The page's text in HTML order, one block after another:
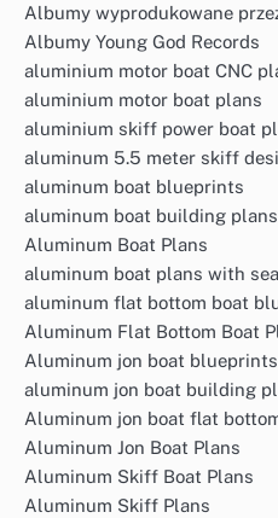
Albumy wyprodukowane
Albumy Young God Records
aluminium motor boat CNC
aluminium motor boat plans
aluminium skiff power boat
aluminum 5.5 meter skiff
aluminum boat blueprints
aluminum boat building plans
Aluminum Boat Plans
aluminum boat plans with
aluminum flat bottom boat
Aluminum Flat Bottom Boat
Aluminum jon boat blueprints
aluminum jon boat building
Aluminum jon boat flat
Aluminum Jon Boat Plans
Aluminum Skiff Boat Plans
Aluminum Skiff Plans